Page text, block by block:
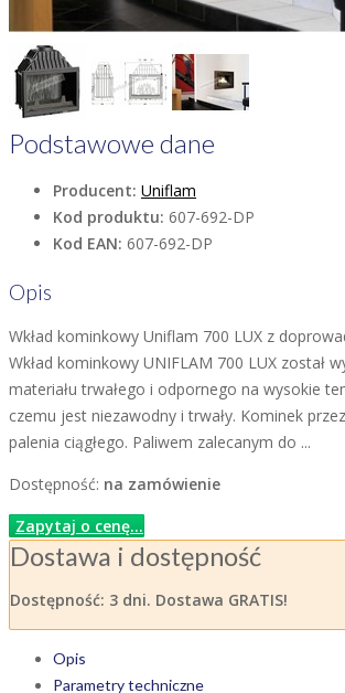
Podstawowe dane
Producent: Uniflam
Kod produktu: 607-692-DP
Kod EAN: 607-692-DP
Opis
Wkład kominkowy Uniflam 700 LUX z
Wkład kominkowy UNIFLAM 700 LUX został
materiału trwałego i odpornego na wysokie
czemu jest niezawodny i trwały. Kominek
palenia ciągłego. Paliwem zalecanym do ...
Dostępność: na zamówienie
Zapytaj o cenę...
Dostawa i dostępność
Dostępność: 3 dni. Dostawa GRATIS!
Opis
Parametry techniczne